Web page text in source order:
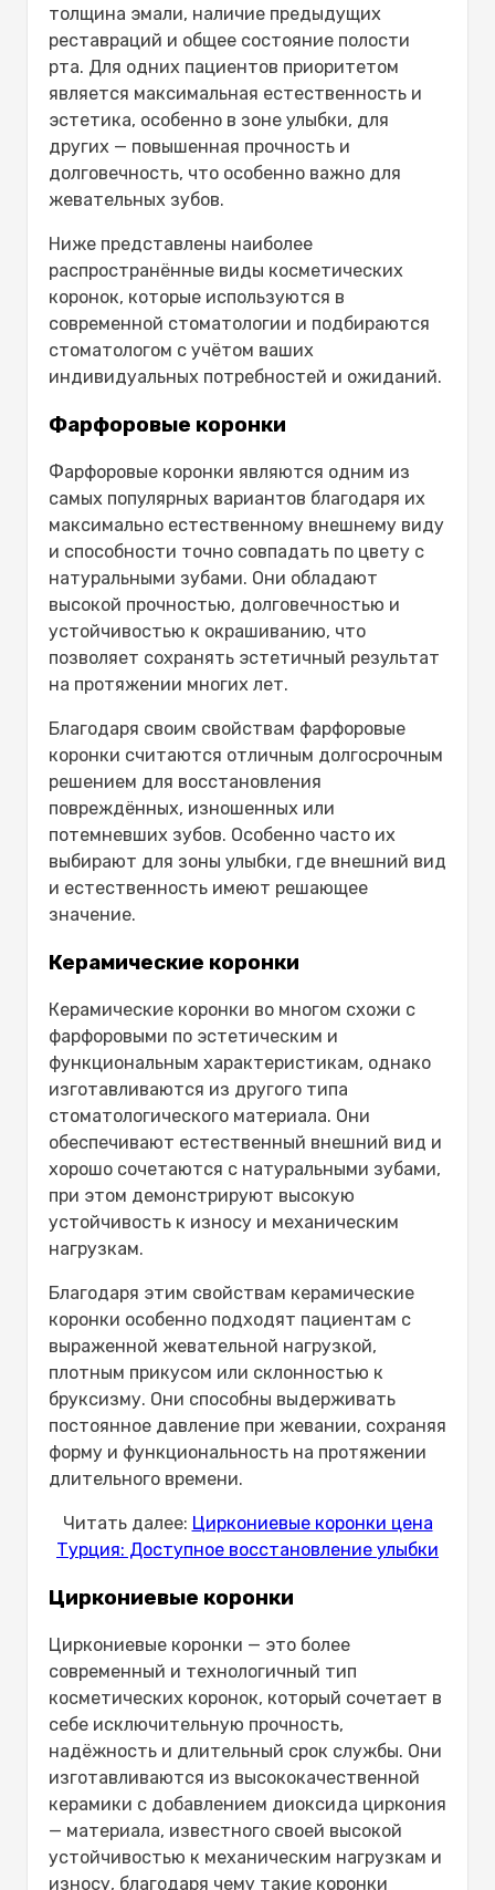
толщина эмали, наличие предыдущих
реставраций и общее состояние полости
рта. Для одних пациентов приоритетом
является максимальная естественность и
эстетика, особенно в зоне улыбки, для
других — повышенная прочность и
долговечность, что особенно важно для
жевательных зубов.
Ниже представлены наиболее
распространённые виды косметических
коронок, которые используются в
современной стоматологии и подбираются
стоматологом с учётом ваших
индивидуальных потребностей и ожиданий.
Фарфоровые коронки
Фарфоровые коронки являются одним из
самых популярных вариантов благодаря их
максимально естественному внешнему виду
и способности точно совпадать по цвету с
натуральными зубами. Они обладают
высокой прочностью, долговечностью и
устойчивостью к окрашиванию, что
позволяет сохранять эстетичный результат
на протяжении многих лет.
Благодаря своим свойствам фарфоровые
коронки считаются отличным долгосрочным
решением для восстановления
повреждённых, изношенных или
потемневших зубов. Особенно часто их
выбирают для зоны улыбки, где внешний вид
и естественность имеют решающее
значение.
Керамические коронки
Керамические коронки во многом схожи с
фарфоровыми по эстетическим и
функциональным характеристикам, однако
изготавливаются из другого типа
стоматологического материала. Они
обеспечивают естественный внешний вид и
хорошо сочетаются с натуральными зубами,
при этом демонстрируют высокую
устойчивость к износу и механическим
нагрузкам.
Благодаря этим свойствам керамические
коронки особенно подходят пациентам с
выраженной жевательной нагрузкой,
плотным прикусом или склонностью к
бруксизму. Они способны выдерживать
постоянное давление при жевании, сохраняя
форму и функциональность на протяжении
длительного времени.
Читать далее: Циркониевые коронки цена
Турция: Доступное восстановление улыбки
Циркониевые коронки
Циркониевые коронки — это более
современный и технологичный тип
косметических коронок, который сочетает в
себе исключительную прочность,
надёжность и длительный срок службы. Они
изготавливаются из высококачественной
керамики с добавлением диоксида циркония
— материала, известного своей высокой
устойчивостью к механическим нагрузкам и
износу, благодаря чему такие коронки